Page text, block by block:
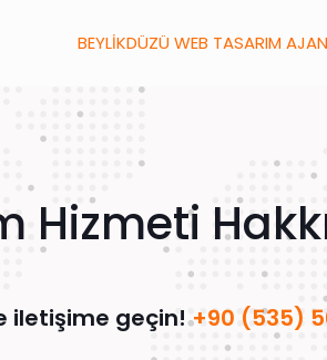
BEYLİKDÜZÜ WEB TASARIM
Hizmeti
iletişime geçin!+90 (535)